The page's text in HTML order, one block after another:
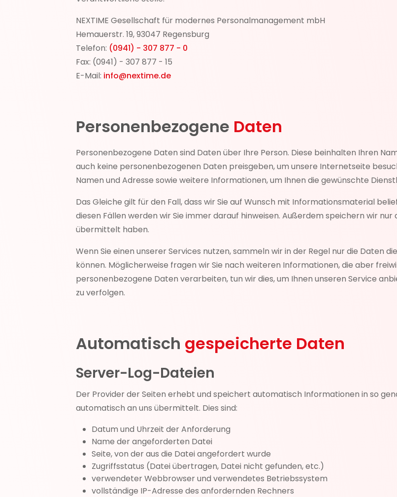
NEXTIME Gesellschaft für modernes Personalmanagement mbH
Hemauerstr. 19, 93047 Regensburg
Telefon: (0941) - 307 877 - 0
Fax: (0941) - 307 877 - 15
E-Mail: info@nextime.de
Personenbezogene Daten
Personenbezogene Daten sind Daten über Ihre Person. Diese beinhalten Ihren
auch keine personenbezogenen Daten preisgeben, um unsere Internetseite
Namen und Adresse sowie weitere Informationen, um Ihnen die gewünschte
Das Gleiche gilt für den Fall, dass wir Sie auf Wunsch mit Informationsmaterial
diesen Fällen werden wir Sie immer darauf hinweisen. Außerdem speichern wir
übermittelt haben.
Wenn Sie einen unserer Services nutzen, sammeln wir in der Regel nur die Daten
können. Möglicherweise fragen wir Sie nach weiteren Informationen, die aber
personenbezogene Daten verarbeiten, tun wir dies, um Ihnen unseren Service
zu verfolgen.
Automatisch gespeicherte Daten
Server-Log-Dateien
Der Provider der Seiten erhebt und speichert automatisch Informationen in so
automatisch an uns übermittelt. Dies sind:
Datum und Uhrzeit der Anforderung
Name der angeforderten Datei
Seite, von der aus die Datei angefordert wurde
Zugriffsstatus (Datei übertragen, Datei nicht gefunden, etc.)
verwendeter Webbrowser und verwendetes Betriebssystem
vollständige IP-Adresse des anfordernden Rechners